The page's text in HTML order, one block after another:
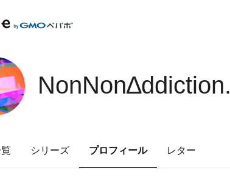
NonNon∆ddiction.
シリーズ プロフィール レター